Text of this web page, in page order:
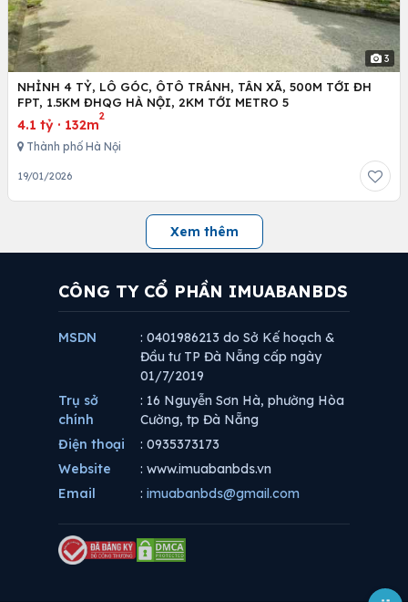
3
NHỈNH 4 TỶ, LÔ GÓC, ÔTÔ TRÁNH, TÂN XÃ, 500M TỚI ĐH
FPT, 1.5KM ĐHQG HÀ NỘI, 2KM TỚI METRO 5
4.1 tỷ · 132m
2
Thành phố Hà Nội
19/01/2026
Xem thêm
CÔNG TY CỔ PHẦN IMUABANBDS
MSDN
: 0401986213 do Sở Kế hoạch &
Đầu tư TP Đà Nẵng cấp ngày
01/7/2019
Trụ sở
chính
: 16 Nguyễn Sơn Hà, phường Hòa
Cường, tp Đà Nẵng
Điện thoại
: 0935373173
Website
: www.imuabanbds.vn
Email
: imuabanbds@gmail.com